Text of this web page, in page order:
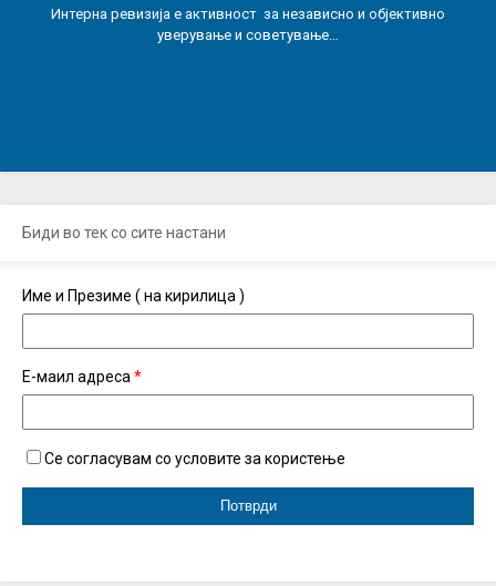
Интерна ревизија е активност за независно и објективно
уверување и советување…
Биди во тек со сите настани
Име и Презиме ( на кирилица )
Е-маил адреса *
Се согласувам со условите за користење